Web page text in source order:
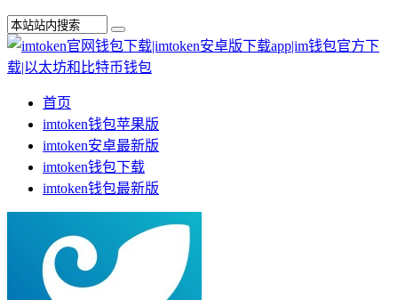
首页
imtoken钱包苹果版
imtoken安卓最新版
imtoken钱包下载
imtoken钱包最新版